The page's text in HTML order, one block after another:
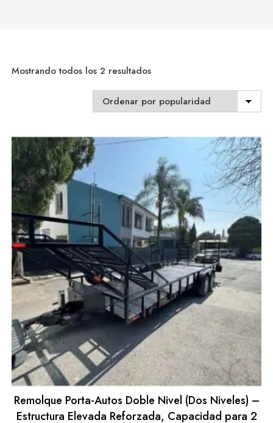
Mostrando todos los 2 resultadosSorted
popularity
Remolque Porta-Autos Doble Nivel (Dos Niveles) –
Estructura Elevada Reforzada, Capacidad para 2